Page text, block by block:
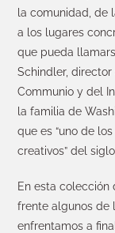
la comunidad, de
a los lugares
que pueda
Schindler,
Communio y del
la familia de
que es “uno de
creativos” del
En esta
frente algunos de
enfrentamos a